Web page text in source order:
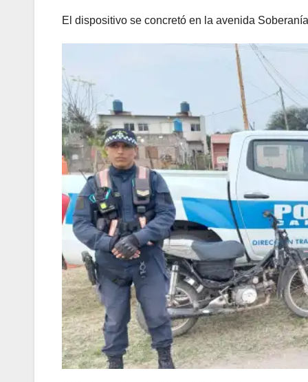
El dispositivo se concretó en la avenida